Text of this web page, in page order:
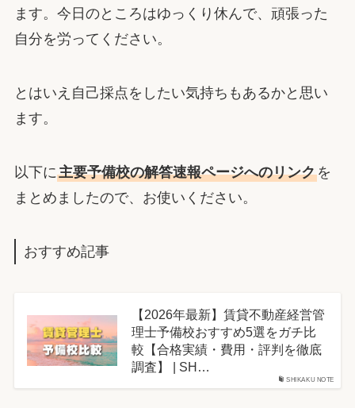
ます。今日のところはゆっくり休んで、頑張った
自分を労ってください。
とはいえ自己採点をしたい気持ちもあるかと思い
ます。
以下に主要予備校の解答速報ページへのリンクを
まとめましたので、お使いください。
おすすめ記事
SHIKAKU NOTE
【2026年最新】賃貸不動産経営管
理士予備校おすすめ5選をガチ比
較【合格実績・費用・評判を徹底
調査】 | SH…